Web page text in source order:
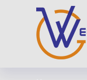
в наличии